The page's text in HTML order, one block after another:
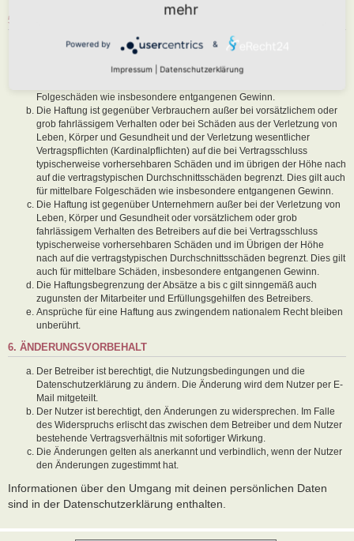
5. GEWÄHRLEISTUNG
Der Betreiber haftet mit Ausnahme der Verletzung von Leben, Körper
und Gesundheit und der Verletzung wesentlicher Vertragspflichten
(Kardinalpflichten) nur für Schäden, die auf ein vorsätzliches oder grob
Folgeschäden wie insbesondere entgangenen Gewinn.
Die Haftung ist gegenüber Verbrauchern außer bei vorsätzlichem oder
grob fahrlässigem Verhalten oder bei Schäden aus der Verletzung von
Leben, Körper und Gesundheit und der Verletzung wesentlicher
Vertragspflichten (Kardinalpflichten) auf die bei Vertragsschluss
typischerweise vorhersehbaren Schäden und im übrigen der Höhe nach
auf die vertragstypischen Durchschnittsschäden begrenzt. Dies gilt auch
für mittelbare Folgeschäden wie insbesondere entgangenen Gewinn.
Die Haftung ist gegenüber Unternehmern außer bei der Verletzung von
Leben, Körper und Gesundheit oder vorsätzlichem oder grob
fahrlässigem Verhalten des Betreibers auf die bei Vertragsschluss
typischerweise vorhersehbaren Schäden und im Übrigen der Höhe
nach auf die vertragstypischen Durchschnittsschäden begrenzt. Dies gilt
auch für mittelbare Schäden, insbesondere entgangenen Gewinn.
Die Haftungsbegrenzung der Absätze a bis c gilt sinngemäß auch
zugunsten der Mitarbeiter und Erfüllungsgehilfen des Betreibers.
Ansprüche für eine Haftung aus zwingendem nationalem Recht bleiben
unberührt.
6. ÄNDERUNGSVORBEHALT
Der Betreiber ist berechtigt, die Nutzungsbedingungen und die
Datenschutzerklärung zu ändern. Die Änderung wird dem Nutzer per E-
Mail mitgeteilt.
Der Nutzer ist berechtigt, den Änderungen zu widersprechen. Im Falle
des Widerspruchs erlischt das zwischen dem Betreiber und dem Nutzer
bestehende Vertragsverhältnis mit sofortiger Wirkung.
Die Änderungen gelten als anerkannt und verbindlich, wenn der Nutzer
den Änderungen zugestimmt hat.
Informationen über den Umgang mit deinen persönlichen Daten
sind in der Datenschutzerklärung enthalten.
mehr
Powered by &
Impressum Datenschutzerklärung